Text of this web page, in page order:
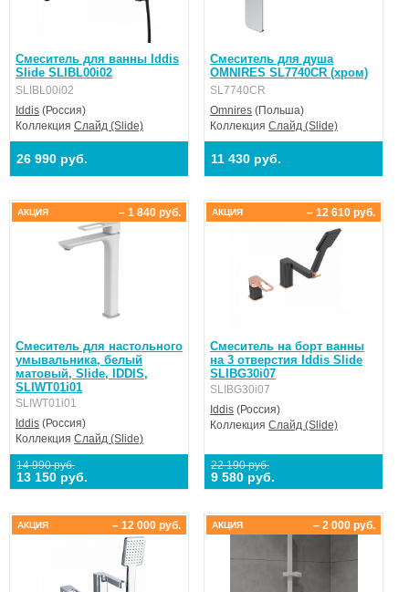
Смеситель для ванны Iddis
Slide SLIBL00i02
SLIBL00i02
Iddis (Россия)
Коллекция Слайд (Slide)
26 990 руб.
Смеситель для душа
OMNIRES SL7740CR (хром)
SL7740CR
Omnires (Польша)
КоллекцияСлайд (Slide)
11 430 руб.
Смеситель для настольного
умывальника, белый
матовый, Slide, IDDIS,
SLIWT01i01
SLIWT01i01
Iddis (Россия)
Коллекция Слайд (Slide)
14 990 руб.
13 150 руб.
– 1 840 руб.
АКЦИЯ
Смеситель на борт ванны
на 3 отверстия Iddis Slide
SLIBG30i07
SLIBG30i07
Iddis (Россия)
КоллекцияСлайд (Slide)
22 190 руб.
9 580 руб.
– 12 610 руб.
АКЦИЯ
– 12 000 руб.
АКЦИЯ – 2 000 руб.
АКЦИЯ